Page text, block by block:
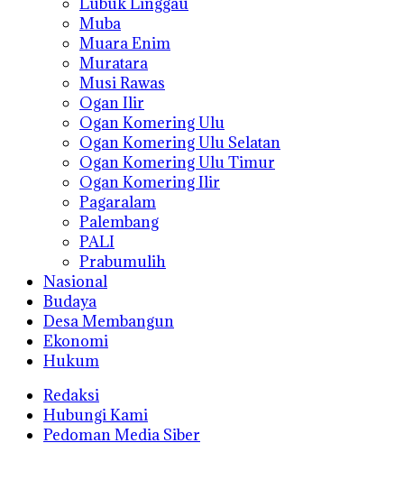
Muba
Muara Enim
Muratara
Musi Rawas
Ogan Ilir
Ogan Komering Ulu
Ogan Komering Ulu Selatan
Ogan Komering Ulu Timur
Ogan Komering Ilir
Pagaralam
Palembang
PALI
Prabumulih
Nasional
Budaya
Desa Membangun
Ekonomi
Hukum
Redaksi
Hubungi Kami
Pedoman Media Siber